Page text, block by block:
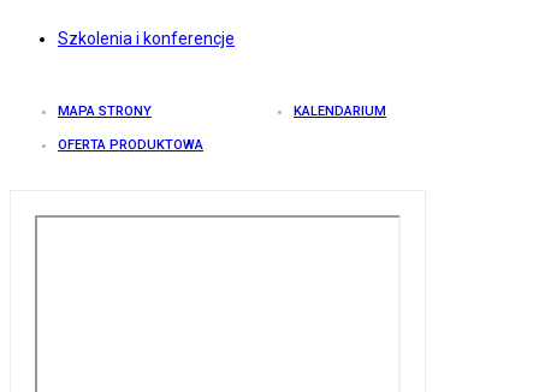
Szkolenia i konferencje
MAPA STRONY KALENDARIUM
OFERTA PRODUKTOWA